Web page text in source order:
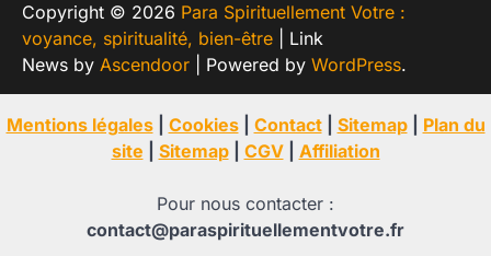
Copyright © 2026 Para Spirituellement Votre :
voyance, spiritualité, bien-être | Link
News by Ascendoor | Powered by WordPress.
Mentions légales| Cookies| Contact| Sitemap| Plan du
site
Sitemap| CGV| Affiliation
Pour nous contacter :
contact@paraspirituellementvotre.fr